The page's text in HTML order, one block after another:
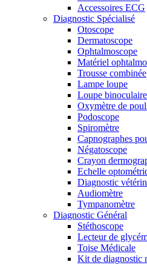
Accessoires ECG
Diagnostic Spécialisé
Otoscope
Dermatoscope
Ophtalmoscope
Matériel
Trousse combinée
Lampe loupe
Loupe binoculaire
Oxymètre de
Podoscope
Spiromètre
Capnographes
Négatoscope
Crayon
Echelle
Diagnostic
Audiomètre
Tympanomètre
Diagnostic Général
Stéthoscope
Lecteur de
Toise Médicale
Kit de diagnostic